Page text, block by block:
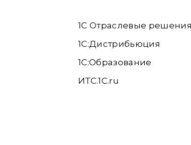
1С Отраслевые решения
1С:Дистрибьюция
1С:Образование
ИТС.1C.ru